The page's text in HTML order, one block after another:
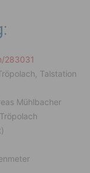
283031
Talstation
Mühlbacher